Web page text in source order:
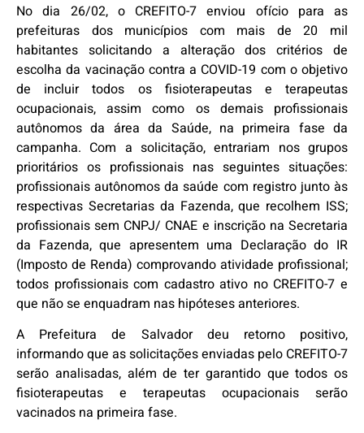
No dia 26/02, o CREFITO-7 enviou ofício para as
prefeituras dos municípios com mais de 20 mil
habitantes solicitando a alteração dos critérios de
escolha da vacinação contra a COVID-19 com o objetivo
de incluir todos os fisioterapeutas e terapeutas
ocupacionais, assim como os demais profissionais
autônomos da área da Saúde, na primeira fase da
campanha. Com a solicitação, entrariam nos grupos
prioritários os profissionais nas seguintes situações:
profissionais autônomos da saúde com registro junto às
respectivas Secretarias da Fazenda, que recolhem ISS;
profissionais sem CNPJ/ CNAE e inscrição na Secretaria
da Fazenda, que apresentem uma Declaração do IR
(Imposto de Renda) comprovando atividade profissional;
todos profissionais com cadastro ativo no CREFITO-7 e
que não se enquadram nas hipóteses anteriores.
A Prefeitura de Salvador deu retorno positivo,
informando que as solicitações enviadas pelo CREFITO-7
serão analisadas, além de ter garantido que todos os
fisioterapeutas e terapeutas ocupacionais serão
vacinados na primeira fase.